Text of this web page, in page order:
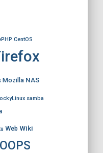
CentOS
Mozilla NAS
samba
Web Wiki